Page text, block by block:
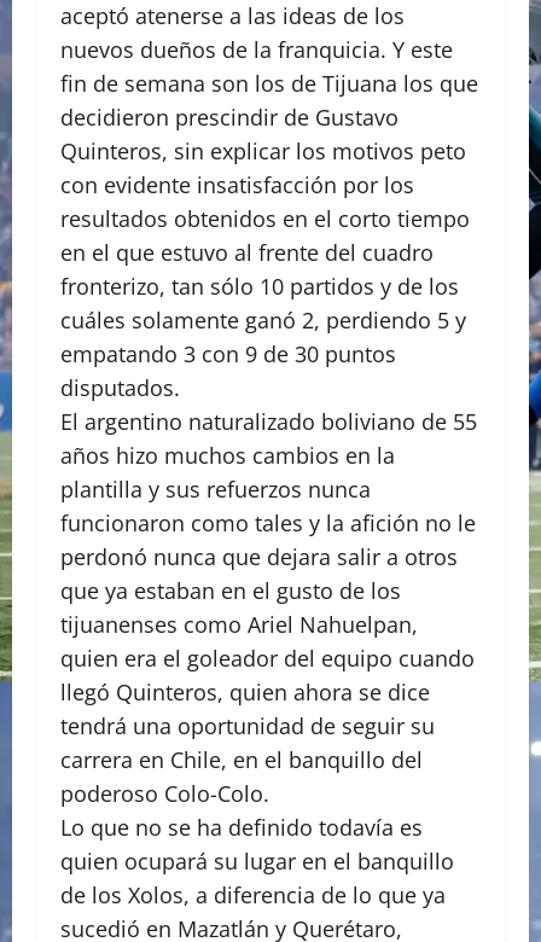
aceptó atenerse a las ideas de los
nuevos dueños de la franquicia. Y este
fin de semana son los de Tijuana los que
decidieron prescindir de Gustavo
Quinteros, sin explicar los motivos peto
con evidente insatisfacción por los
resultados obtenidos en el corto tiempo
en el que estuvo al frente del cuadro
fronterizo, tan sólo 10 partidos y de los
cuáles solamente ganó 2, perdiendo 5 y
empatando 3 con 9 de 30 puntos
disputados.
El argentino naturalizado boliviano de 55
años hizo muchos cambios en la
plantilla y sus refuerzos nunca
funcionaron como tales y la afición no le
perdonó nunca que dejara salir a otros
que ya estaban en el gusto de los
tijuanenses como Ariel Nahuelpan,
quien era el goleador del equipo cuando
llegó Quinteros, quien ahora se dice
tendrá una oportunidad de seguir su
carrera en Chile, en el banquillo del
poderoso Colo-Colo.
Lo que no se ha definido todavía es
quien ocupará su lugar en el banquillo
de los Xolos, a diferencia de lo que ya
sucedió en Mazatlán y Querétaro,